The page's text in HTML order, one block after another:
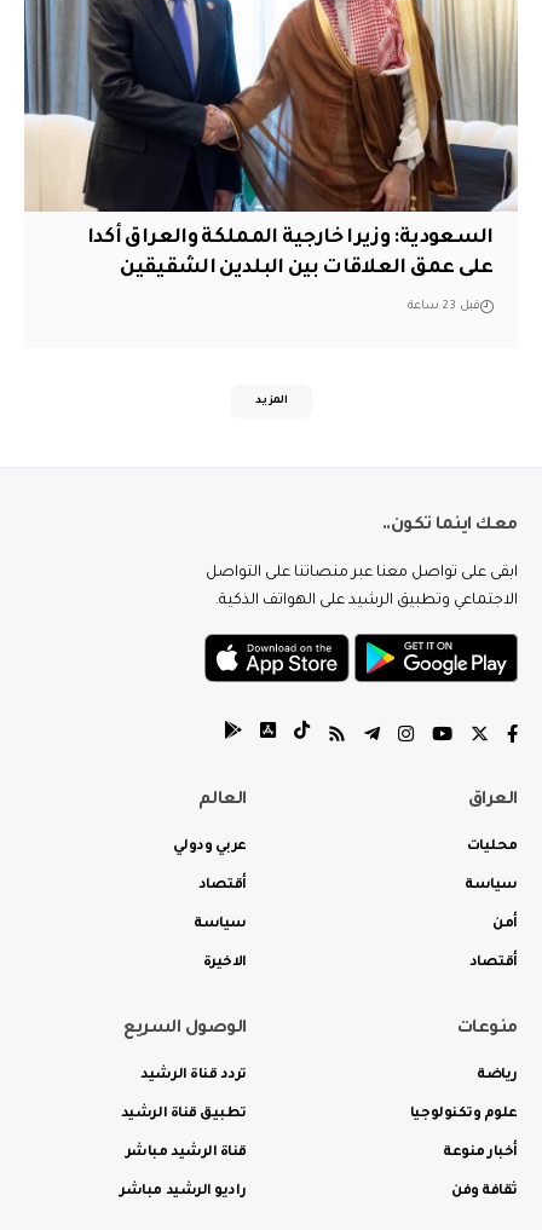
السعودية: وزيرا خارجية المملكة والعراق أكدا
على عمق العلاقات بين البلدين الشقيقين
قبل 23 ساعة
المزيد
معك اينما تكون..
ابقى على تواصل معنا عبر منصاتنا على التواصل
الاجتماعي وتطبيق الرشيد على الهواتف الذكية.
العراق
محليات
سياسة
أمن
أقتصاد
العالم
عربي ودولي
أقتصاد
سياسة
الاخيرة
منوعات
رياضة
علوم وتكنولوجيا
أخبار منوعة
ثقافة وفن
الوصول السريع
تردد قناة الرشيد
تطبيق قناة الرشيد
قناة الرشيد مباشر
راديو الرشيد مباشر